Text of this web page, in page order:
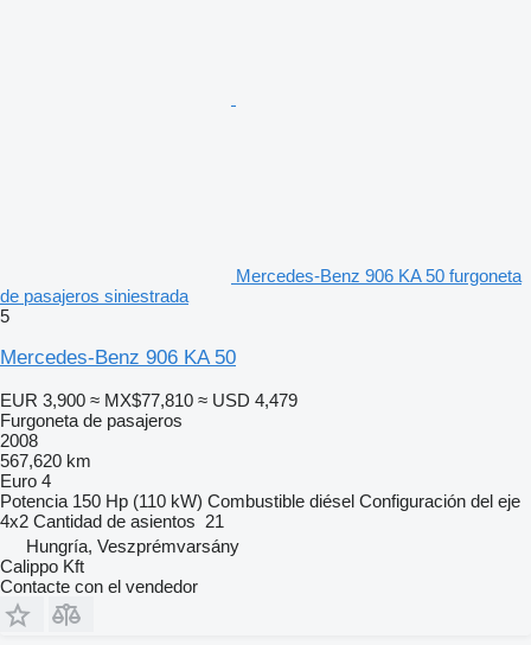
Mercedes-Benz 906 KA 50 furgoneta
de pasajeros siniestrada
5
Mercedes-Benz 906 KA 50
EUR 3,900 ≈ MX$77,810 ≈ USD 4,479
Furgoneta de pasajeros
2008
567,620 km
Euro 4
Potencia 150 Hp (110 kW) Combustible diésel Configuración del eje
4x2 Cantidad de asientos 21
Hungría, Veszprémvarsány
Calippo Kft
Contacte con el vendedor